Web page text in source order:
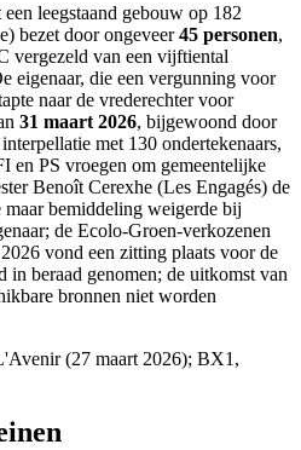
leegstaand gebouw op 182
bezet door ongeveer45 personen,
vergezeld van een vijftiental
eigenaar, die een vergunning voor
naar de vrederechter voor
31 maart 2026, bijgewoond door
met 130 ondertekenaars,
en PS vroegen om gemeentelijke
Benoît Cerexhe (Les Engagés) de
bemiddeling weigerde bij
de Ecolo-Groen-verkozenen
vond een zitting plaats voor de
in beraad genomen; de uitkomst van
bronnen niet worden
(27 maart 2026); BX1,